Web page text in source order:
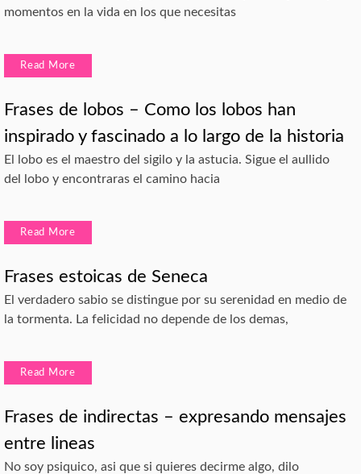
momentos en la vida en los que necesitas
Read More
Frases de lobos – Como los lobos han
inspirado y fascinado a lo largo de la historia
El lobo es el maestro del sigilo y la astucia. Sigue el aullido
del lobo y encontraras el camino hacia
Read More
Frases estoicas de Seneca
El verdadero sabio se distingue por su serenidad en medio de
la tormenta. La felicidad no depende de los demas,
Read More
Frases de indirectas – expresando mensajes
entre lineas
No soy psiquico, asi que si quieres decirme algo, dilo